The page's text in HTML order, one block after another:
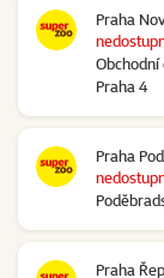
Praha
Obchodní
Praha 4
Praha
Praha